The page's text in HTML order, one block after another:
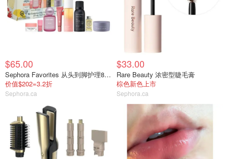
$65.00
Sephora Favorites 从头到脚护理8件套
价值$202=3.2折
Sephora.ca
$33.00
Rare Beauty 浓密型睫毛膏
棕色新色上市
Sephora.ca